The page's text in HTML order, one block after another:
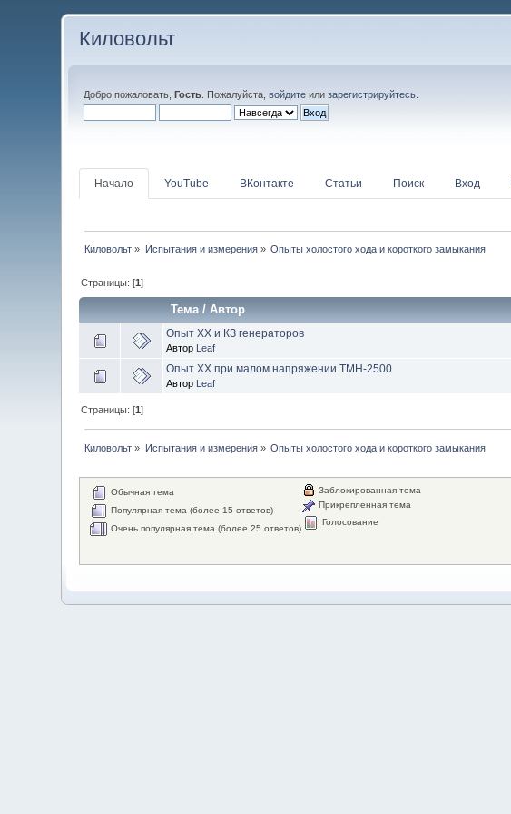
Киловольт
Добро пожаловать,Гость . Пожалуйста,войдите илизарегистрируйтесь
Начало YouTube ВКонтакте Статьи Поиск Вход
Киловольт » Испытания и измерения» Опыты холостого хода и короткого замыкания
Страницы: [1]
Тема/Автор
Опыт ХХ и КЗ генераторов
Автор Leaf
Опыт ХХ при малом напряжении ТМН-2500
Автор Leaf
Страницы: [1]
Киловольт » Испытания и измерения» Опыты холостого хода и короткого замыкания
Обычная тема
Популярная тема (более 15 ответов)
Очень популярная тема (более 25 ответов)
Заблокированная тема
Прикрепленная тема
Голосование